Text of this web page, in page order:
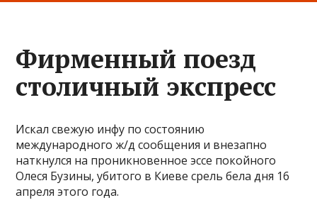
Фирменный поезд
столичный экспресс
Искал свежую инфу по состоянию
международного ж/д сообщения и внезапно
наткнулся на проникновенное эссе покойного
Олеся Бузины, убитого в Киеве срель бела дня 16
апреля этого года.